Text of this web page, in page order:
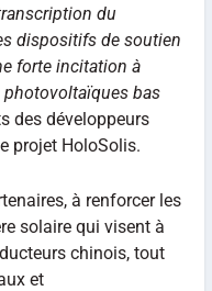
du
dispositifs de soutien
forte incitation à
photovoltaïques bas
des développeurs
projet HoloSolis.
à renforcer les
solaire qui visent à
chinois, tout
et